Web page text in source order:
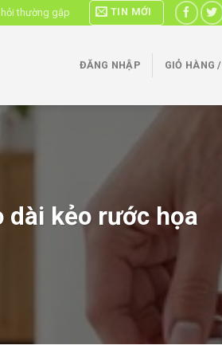
hỏi thường gặp TIN MỚI
ĐĂNG NHẬP GIỎ HÀNG /
kẻo rước họa